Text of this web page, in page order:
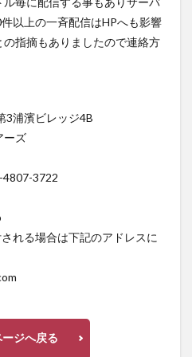
以上の一斉配信はHPへも影響
指摘もありましたので連絡方
3浦濱ビレッジ4B
ーズ
4807-3722
れる場合は下記のアドレスに
ジへ戻る